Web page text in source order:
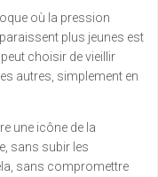
où la pression
plus jeunes est
choisir de vieillir
autres, simplement en
une icône de la
sans subir les
sans compromettre